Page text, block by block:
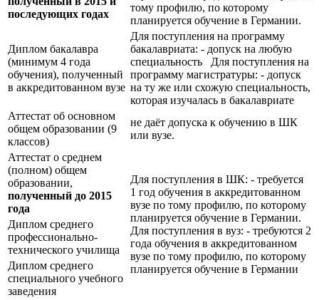
последующих годах
тому профилю, по которому
планируется обучение в Германии.
Диплом бакалавра
(минимум 4 года
обучения), полученный
в аккредитованном вузе
Для поступления на программу
бакалавриата: - допуск на любую
специальность Для поступления на
программу магистратуры: - допуск
на ту же или схожую специальность,
которая изучалась в бакалавриате
Аттестат об основном
общем образовании (9
классов)
не даёт допуска к обучению в ШК
или вузе.
Аттестат о среднем
(полном) общем
образовании,
полученный до 2015
года
Для поступления в ШК: - требуется
1 год обучения в аккредитованном
вузе по тому профилю, по которому
планируется обучение в Германии.
Для поступления в вуз: - требуются 2
года обучения в аккредитованном
вузе по тому профилю, по которому
планируется обучение в Германии
Диплом среднего
профессионально-
технического училища
Диплом среднего
специального учебного
заведения